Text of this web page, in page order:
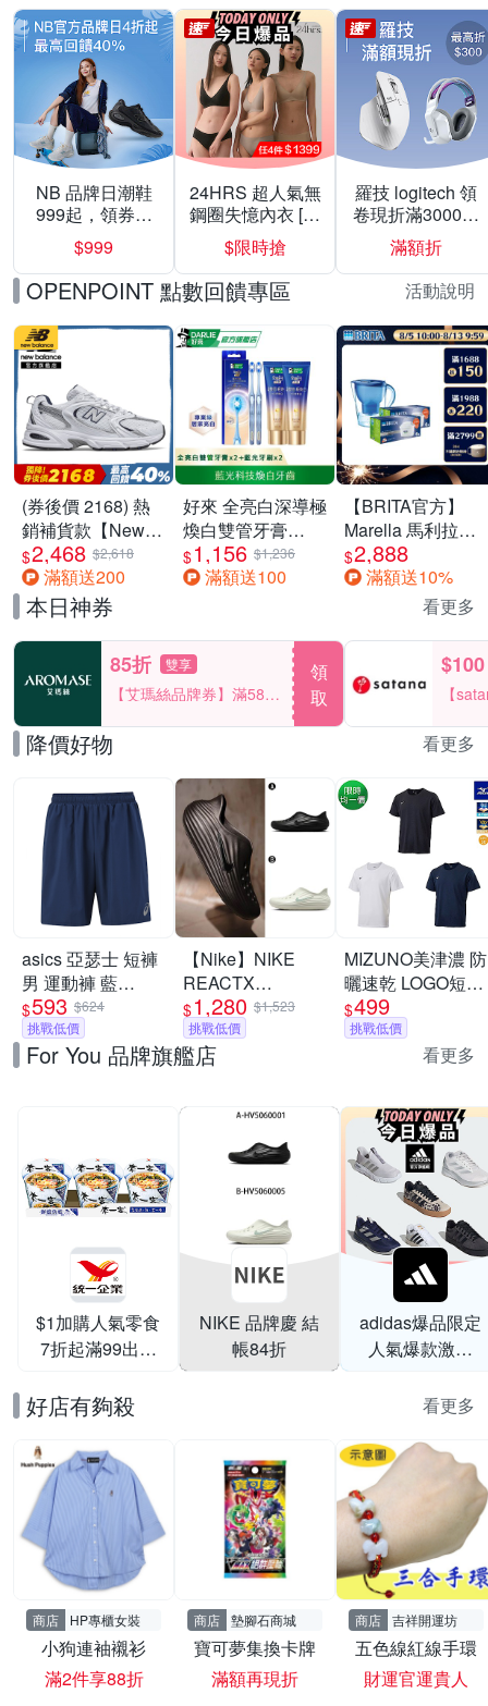
NB 品牌日潮鞋
999起，領券折
上折 最高回饋
40%
$999
24HRS 超人氣無
鋼圈失憶內衣 [熱
銷好評]
$限時搶
羅技 logitech 領
卷現折滿3000折
300
滿額折
OPENPOINT 點數回饋專區 活動說明
(券後價 2168) 熱
銷補貨款【New
Balance】復古運
動鞋_中性_白銀
_MR530SG-D楦
$2,468 $2,618
滿額送200
好來 全亮白深導極
煥白雙管牙膏
100gx2+全亮白深
導藍光牙刷x2
$1,156 $1,236
滿額送100
【BRITA官方】
Marella 馬利拉濾
水壺藍
3.5L+MXPRO12
入去水垢濾芯(共
$2,888
滿額送10%
本日神券 看更多
85折 雙享
【艾瑪絲品牌券】滿580
享85折！
領
取
$100
【
一件
降價好物 看更多
asics 亞瑟士 短褲
男 運動褲 藍
2033B130-401
$593 $624
挑戰低價
【Nike】NIKE
REACTX
REJUVEN8 運動
涼鞋 懶人鞋 洞洞
鞋 男女 A-
HV5060005
$1,280 $1,523
挑戰低價
MIZUNO美津濃 防
曬速乾 LOGO短袖
$499
挑戰低價
For You 品牌旗艦店 看更多
$1加購人氣零食
7折起滿99出貨
NIKE 品牌慶 結
帳84折
adidas爆品限定
人氣爆款激降
好店有夠殺 看更多
商店 HP專櫃女裝
小狗連袖襯衫
滿2件享88折
商店 墊腳石商城
寶可夢集換卡牌
滿額再現折
商店 吉祥開運坊
五色線紅線手環
財運官運貴人